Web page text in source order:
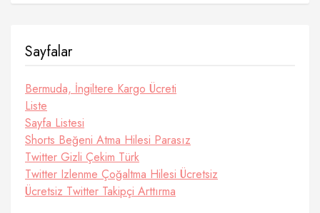
Sayfalar
Bermuda, İngiltere Kargo Ücreti
Liste
Sayfa Listesi
Shorts Beğeni Atma Hilesi Parasız
Twitter Gizli Çekim Türk
Twitter Izlenme Çoğaltma Hilesi Ücretsiz
Ücretsiz Twitter Takipçi Arttırma